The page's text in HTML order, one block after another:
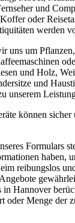
und
oder
werden
uns um
und Holz,
und
unserem
können sicher
Formulars
haben,
reibungslos
in Hannover
oder Menge der